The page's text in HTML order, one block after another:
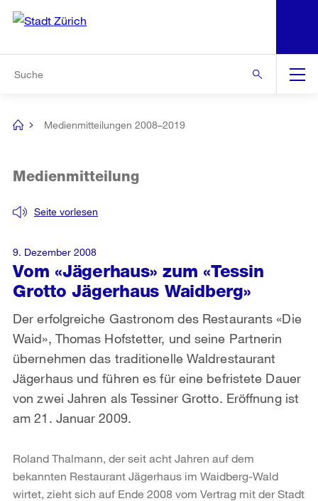
Navigation
[no
Medienmitteilungen 2008–2019
Vom «Jägerhaus» zum «Tessin
Grotto Jägerhaus Waidberg»
Seite vorlesen
Medienmitteilung
Der erfolgreiche Gastronom des Restaurants «Die
Waid», Thomas Hofstetter, und seine Partnerin
übernehmen das traditionelle Waldrestaurant
Jägerhaus und führen es für eine befristete Dauer
von zwei Jahren als Tessiner Grotto. Eröffnung ist
am 21. Januar 2009.
9. Dezember 2008
Roland Thalmann, der seit acht Jahren auf dem
bekannten Restaurant Jägerhaus im Waidberg-Wald
wirtet, zieht sich auf Ende 2008 vom Vertrag mit der Stadt